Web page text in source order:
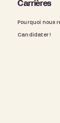
Carrières
Pourquoi nous
Candidater !